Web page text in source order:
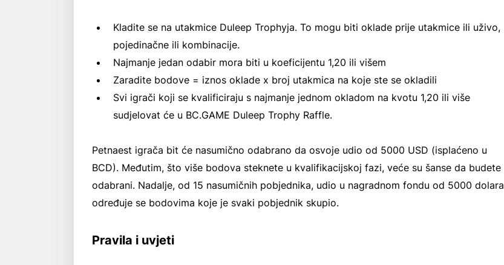
Kladite se na utakmice Duleep Trophyja. To mogu biti oklade prije utakmice ili uživo,
pojedinačne ili kombinacije.
Najmanje jedan odabir mora biti u koeficijentu 1,20 ili višem
Zaradite bodove = iznos oklade x broj utakmica na koje ste se okladili
Svi igrači koji se kvalificiraju s najmanje jednom okladom na kvotu 1,20 ili više
sudjelovat će u BC.GAME Duleep Trophy Raffle.
Petnaest igrača bit će nasumično odabrano da osvoje udio od 5000 USD (isplaćeno u
BCD). Međutim, što više bodova steknete u kvalifikacijskoj fazi, veće su šanse da budete
odabrani. Nadalje, od 15 nasumičnih pobjednika, udio u nagradnom fondu od 5000 dolara
određuje se bodovima koje je svaki pobjednik skupio.
Pravila i uvjeti